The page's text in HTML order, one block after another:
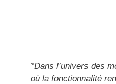
*Dans l’univers des
où la fonctionnalité